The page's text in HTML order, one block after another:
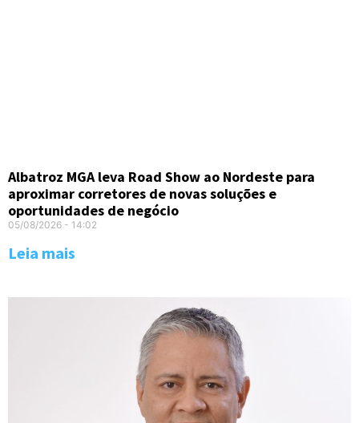
Albatroz MGA leva Road Show ao Nordeste para
aproximar corretores de novas soluções e
oportunidades de negócio
05/08/2026 14:02
Leia mais